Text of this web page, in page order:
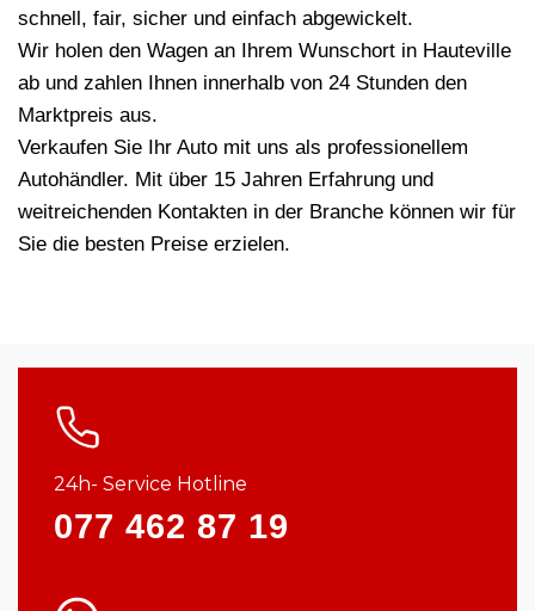
schnell, fair, sicher und einfach abgewickelt.
Wir holen den Wagen an Ihrem Wunschort in Hauteville
ab und zahlen Ihnen innerhalb von 24 Stunden den
Marktpreis aus.
Verkaufen Sie Ihr Auto mit uns als professionellem
Autohändler. Mit über 15 Jahren Erfahrung und
weitreichenden Kontakten in der Branche können wir für
Sie die besten Preise erzielen.
24h- Service Hotline
077 462 87 19